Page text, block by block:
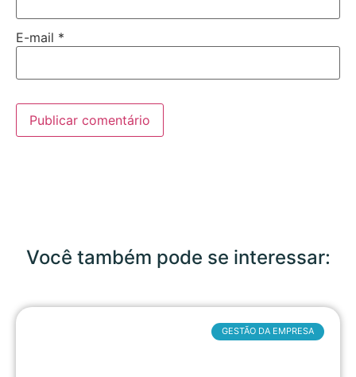
E-mail *
Você também pode se interessar:
GESTÃO DA EMPRESA